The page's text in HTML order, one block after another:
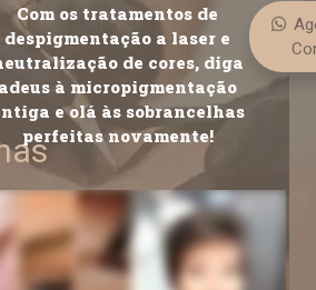
Com os tratamentos de
despigmentação a laser e
de cores, diga
adeus à micropigmentação
e olá às sobrancelhas
perfeitas novamente!